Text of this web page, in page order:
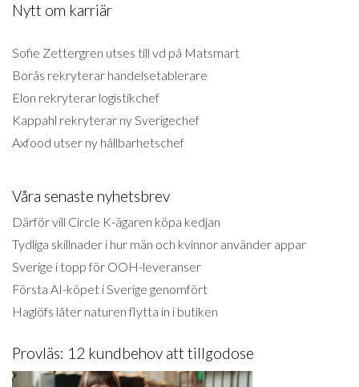
Nytt om karriär
Sofie Zettergren utses till vd på Matsmart
Borås rekryterar handelsetablerare
Elon rekryterar logistikchef
Kappahl rekryterar ny Sverigechef
Axfood utser ny hållbarhetschef
Våra senaste nyhetsbrev
Därför vill Circle K-ägaren köpa kedjan
Tydliga skillnader i hur män och kvinnor använder appar
Sverige i topp för OOH-leveranser
Första AI-köpet i Sverige genomfört
Haglöfs låter naturen flytta in i butiken
Provläs: 12 kundbehov att tillgodose